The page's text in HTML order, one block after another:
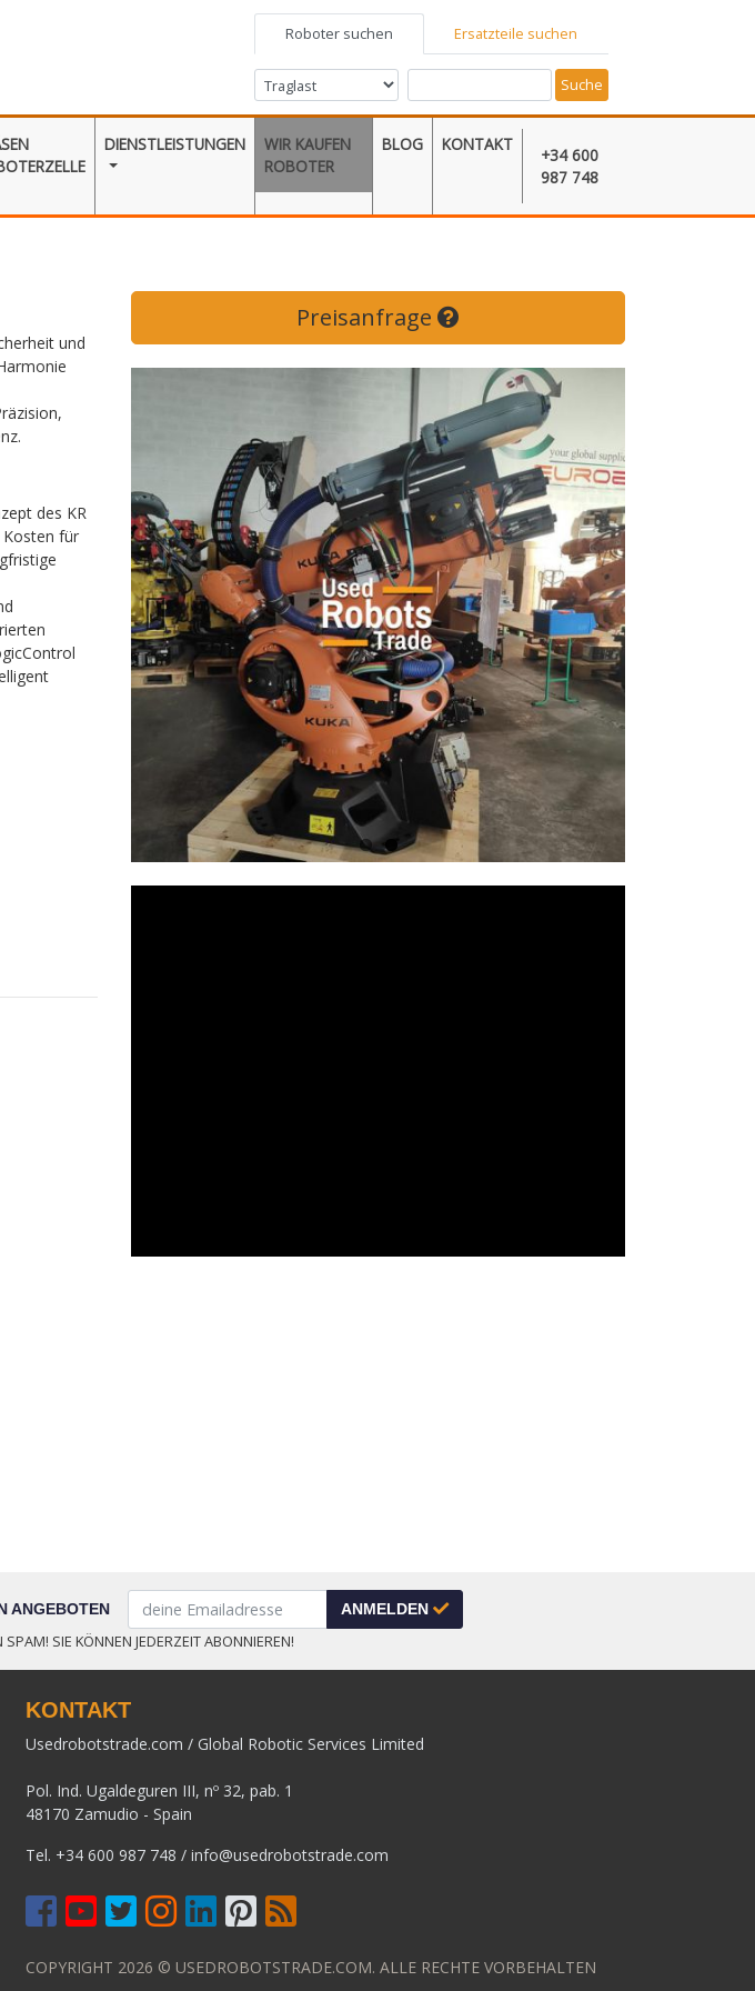
Roboter suchen Ersatzteile suchen
Suche
DIENSTLEISTUNGEN
WIR KAUFEN
ROBOTER
BLOG KONTAKT
+34 600
987 748
und
des KR
Kosten für
Preisanfrage
Previous
ANGEBOTEN ANMELDEN
SIE KÖNNEN JEDERZEIT ABONNIEREN!
KONTAKT
Usedrobotstrade.com / Global Robotic Services Limited
Pol. Ind. Ugaldeguren III, nº 32, pab. 1
48170 Zamudio - Spain
Tel. +34 600 987 748 / info@usedrobotstrade.com
COPYRIGHT 2026 © USEDROBOTSTRADE.COM. ALLE RECHTE VORBEHALTEN